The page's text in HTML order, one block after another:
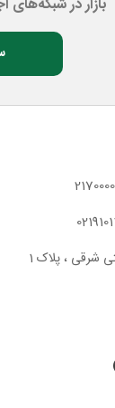
بازار در شبکه‌های
شرقی ، پلاک 1